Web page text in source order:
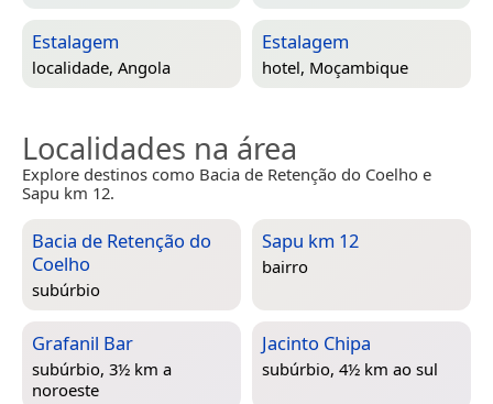
Estalagem
localidade, Angola
Estalagem
hotel, Moçambique
Localidades na área
Explore destinos como Bacia de Retenção do Coelho e
Sapu km 12.
Bacia de Retenção do
Coelho
subúrbio
Sapu km 12
bairro
Grafanil Bar
subúrbio, 3½ km a
noroeste
Jacinto Chipa
subúrbio, 4½ km ao sul